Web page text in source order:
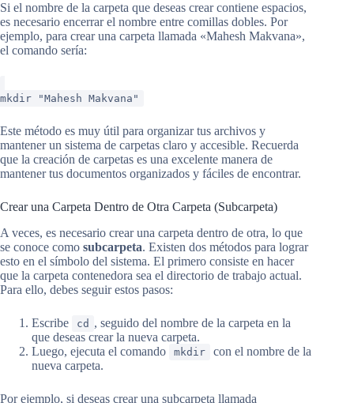
Si el nombre de la carpeta que deseas crear contiene espacios,
es necesario encerrar el nombre entre comillas dobles. Por
ejemplo, para crear una carpeta llamada «Mahesh Makvana»,
el comando sería:
mkdir "Mahesh Makvana"
Este método es muy útil para organizar tus archivos y
mantener un sistema de carpetas claro y accesible. Recuerda
que la creación de carpetas es una excelente manera de
mantener tus documentos organizados y fáciles de encontrar.
Crear una Carpeta Dentro de Otra Carpeta (Subcarpeta)
A veces, es necesario crear una carpeta dentro de otra, lo que
se conoce como subcarpeta. Existen dos métodos para lograr
esto en el símbolo del sistema. El primero consiste en hacer
que la carpeta contenedora sea el directorio de trabajo actual.
Para ello, debes seguir estos pasos:
Escribe cd , seguido del nombre de la carpeta en la
que deseas crear la nueva carpeta.
Luego, ejecuta el comando
mkdir
con el nombre de la
nueva carpeta.
Por ejemplo, si deseas crear una subcarpeta llamada